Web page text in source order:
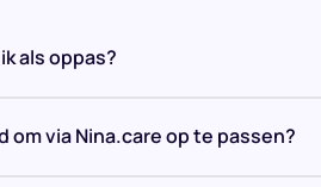
als oppas?
om via Nina.care op te passen?